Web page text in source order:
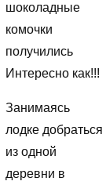
шоколадные
комочки
получились
Интересно как!!!
Занимаясь
лодке добраться
из одной
деревни в